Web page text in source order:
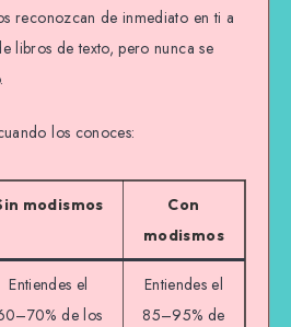
reconozcan de inmediato en ti a
libros de texto, pero nunca se
los conoces:
modismos
Con
modismos
Entiendes el
de los
Entiendes el
85–95% de